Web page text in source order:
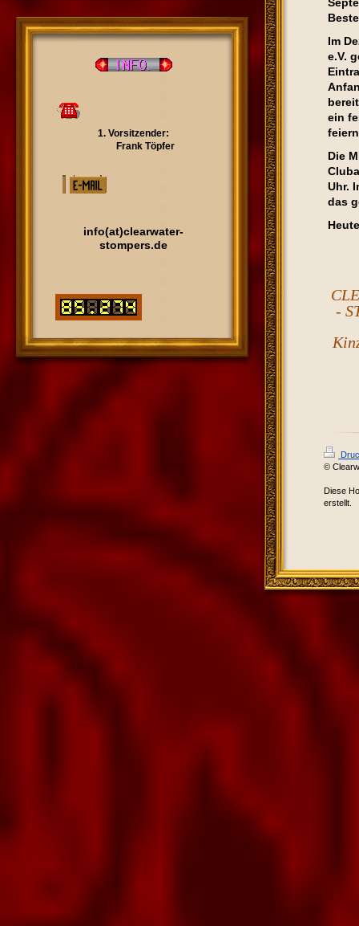
Im
e.V.
ein
Die
Uhr.
das
-
©
Diese
erstellt.
1. Vorsitzender:
Frank Töpfer
info(at)clearwater-
stompers.de